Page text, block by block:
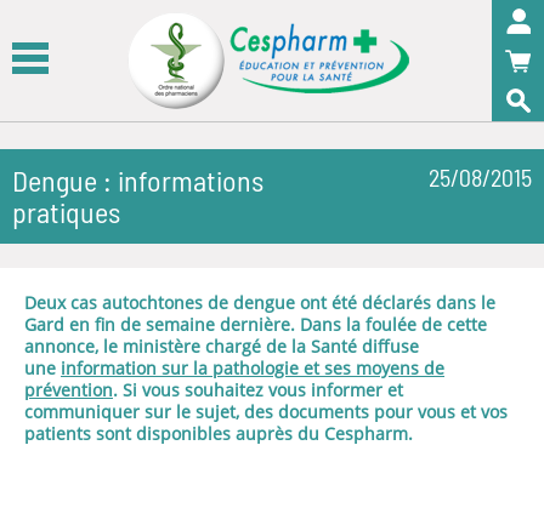
Dengue : informations
pratiques
25/08/2015
Deux cas autochtones de dengue ont été déclarés dans le
Gard en fin de semaine dernière. Dans la foulée de cette
annonce, le ministère chargé de la Santé diffuse
une information sur la pathologie et ses moyens de
prévention. Si vous souhaitez vous informer et
communiquer sur le sujet, des documents pour vous et vos
patients sont disponibles auprès du Cespharm.